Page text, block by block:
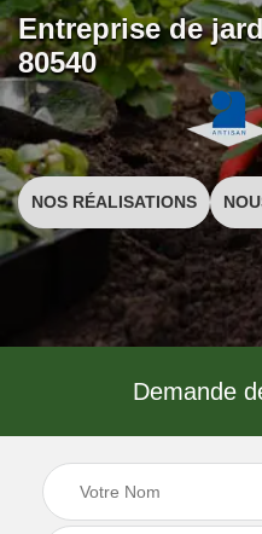
Entreprise de
80540
NOS RÉALISATIONS
Demande